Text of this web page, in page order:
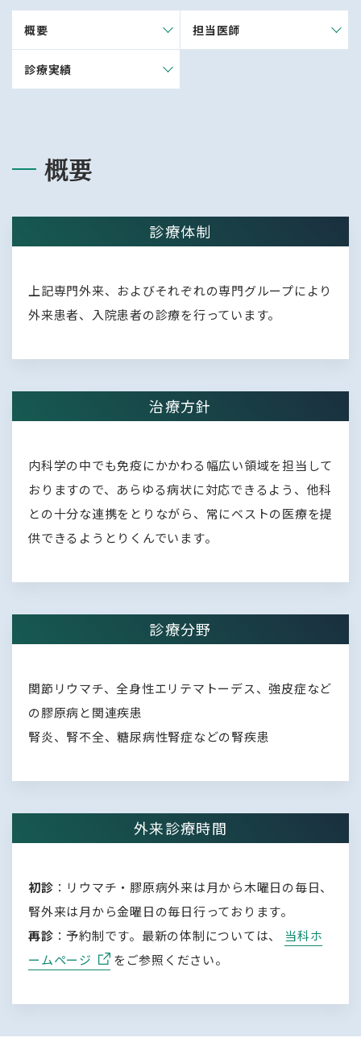
概要 担当医師
診療実績
概要
診療体制
上記専門外来、およびそれぞれの専門グループにより
外来患者、入院患者の診療を行っています。
治療方針
内科学の中でも免疫にかかわる幅広い領域を担当して
おりますので、あらゆる病状に対応できるよう、他科
との十分な連携をとりながら、常にベストの医療を提
供できるようとりくんでいます。
診療分野
関節リウマチ、全身性エリテマトーデス、強皮症など
の膠原病と関連疾患
腎炎、腎不全、糖尿病性腎症などの腎疾患
外来診療時間
初診 ：リウマチ・膠原病外来は月から木曜日の毎日、
腎外来は月から金曜日の毎日行っております。
再診 ：予約制です。最新の体制については、
当科ホ
ームページ
をご参照ください。